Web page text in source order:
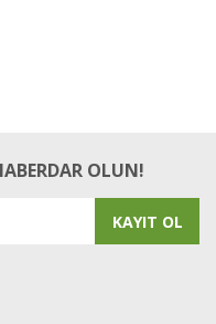
OLUN!
KAYIT OL